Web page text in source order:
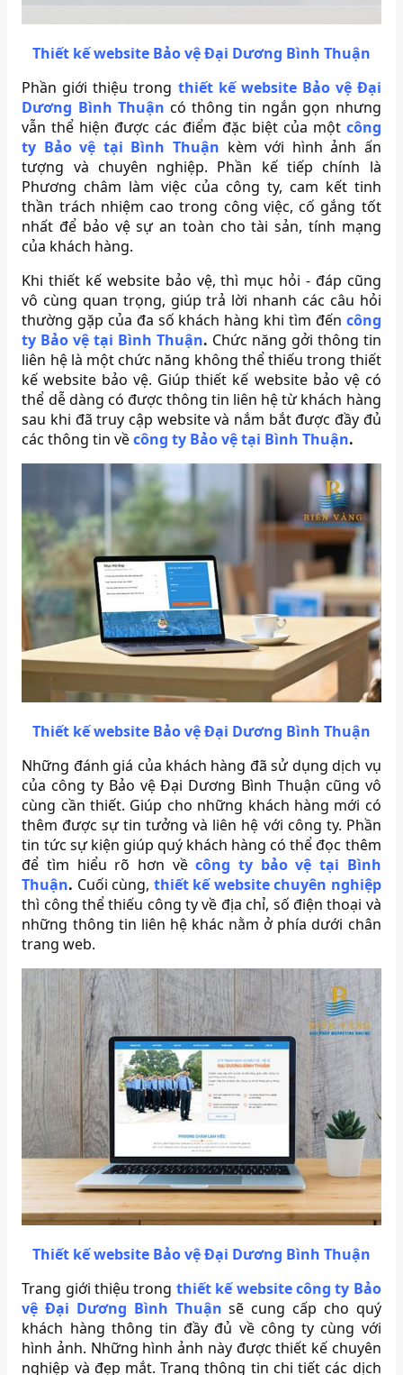
Thiết kế website Bảo vệ Đại Dương Bình Thuận
Phần giới thiệu trong thiết kế website Bảo vệ Đại
Dương Bình Thuận có thông tin ngắn gọn nhưng
vẫn thể hiện được các điểm đặc biệt của một công
ty Bảo vệ tại Bình Thuận kèm với hình ảnh ấn
tượng và chuyên nghiệp. Phần kế tiếp chính là
Phương châm làm việc của công ty, cam kết tinh
thần trách nhiệm cao trong công việc, cố gắng tốt
nhất để bảo vệ sự an toàn cho tài sản, tính mạng
của khách hàng.
Khi thiết kế website bảo vệ, thì mục hỏi - đáp cũng
vô cùng quan trọng, giúp trả lời nhanh các câu hỏi
thường gặp của đa số khách hàng khi tìm đến công
ty Bảo vệ tại Bình Thuận. Chức năng gởi thông tin
liên hệ là một chức năng không thể thiếu trong thiết
kế website bảo vệ. Giúp thiết kế website bảo vệ có
thể dễ dàng có được thông tin liên hệ từ khách hàng
sau khi đã truy cập website và nắm bắt được đầy đủ
các thông tin vềcông ty Bảo vệ tại Bình Thuận.
Thiết kế website Bảo vệ Đại Dương Bình Thuận
Những đánh giá của khách hàng đã sử dụng dịch vụ
của công ty Bảo vệ Đại Dương Bình Thuận cũng vô
cùng cần thiết. Giúp cho những khách hàng mới có
thêm được sự tin tưởng và liên hệ với công ty. Phần
tin tức sự kiện giúp quý khách hàng có thể đọc thêm
để tìm hiểu rõ hơn vềcông ty bảo vệ tại Bình
Thuận. Cuối cùng, thiết kế website chuyên nghiệp
thì công thể thiếu công ty về địa chỉ, số điện thoại và
những thông tin liên hệ khác nằm ở phía dưới chân
trang web.
Thiết kế website Bảo vệ Đại Dương Bình Thuận
Trang giới thiệu trong thiết kế website công ty Bảo
vệ Đại Dương Bình Thuận sẽ cung cấp cho quý
khách hàng thông tin đầy đủ về công ty cùng với
hình ảnh. Những hình ảnh này được thiết kế chuyên
nghiệp và đẹp mắt. Trang thông tin chi tiết các dịch